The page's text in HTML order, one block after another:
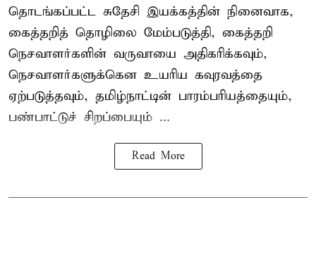
தொடங்கப்பட்ட சுதேசி இயக்கத்தின் நினைவாக,
கைத்தறித் தொழிலை மேம்படுத்தி, கைத்தறி
நெசவாளர்களின் வருவாயை அதிகரிக்கவும்,
நெசவாளர்களுக்கென உயரிய கவுரவத்தை
ஏற்படுத்தவும், தமிழ்நாட்டின் பாரம்பரியத்தையும்,
பண்பாட்டுச் சிறப்பையும் ...
Read More